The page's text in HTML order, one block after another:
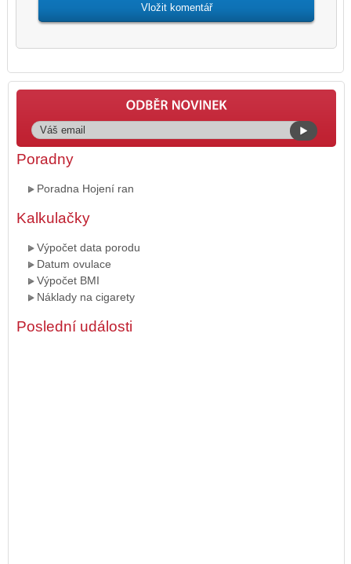
Poradny
Poradna Hojení ran
Kalkulačky
Výpočet data porodu
Datum ovulace
Výpočet BMI
Náklady na cigarety
Poslední události